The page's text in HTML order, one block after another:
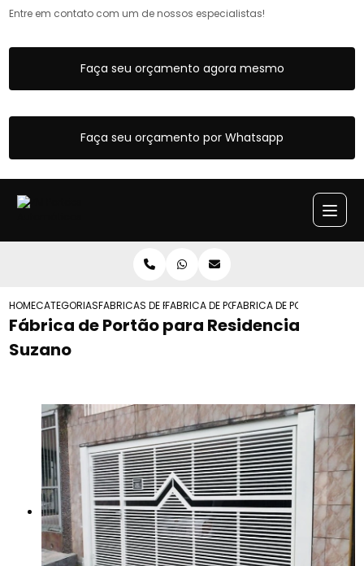
Entre em contato com um de nossos especialistas!
Faça seu orçamento agora mesmo
Faça seu orçamento por Whatsapp
HOMECATEGORIASFABRICAS DE PORTOESFABRICA DE PORTAO DE ACO
FABRICA DE PORTAO PARA
Fábrica de Portão para Residencia
Suzano